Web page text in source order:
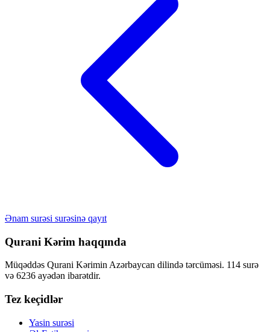
Ənam surəsi surəsinə qayıt
Qurani Kərim haqqında
Müqəddəs Qurani Kərimin Azərbaycan dilində tərcüməsi. 114 surə
və 6236 ayədən ibarətdir.
Tez keçidlər
Yasin surəsi